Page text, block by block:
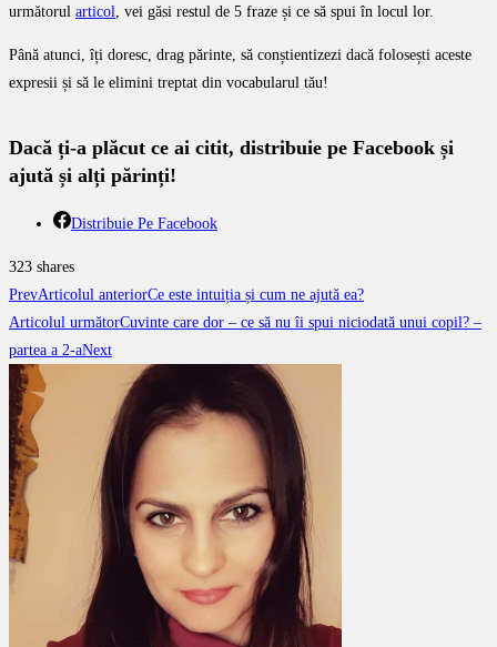
următorul articol, vei găsi restul de 5 fraze și ce să spui în locul lor.
Până atunci, îți doresc, drag părinte, să conștientizezi dacă folosești aceste
expresii și să le elimini treptat din vocabularul tău!
Dacă ți-a plăcut ce ai citit, distribuie pe Facebook și
ajută și alți părinți!
Distribuie Pe Facebook
323 shares
PrevArticolul anteriorCe este intuiția și cum ne ajută ea?
Articolul următorCuvinte care dor – ce să nu îi spui niciodată unui copil? –
partea a 2-aNext